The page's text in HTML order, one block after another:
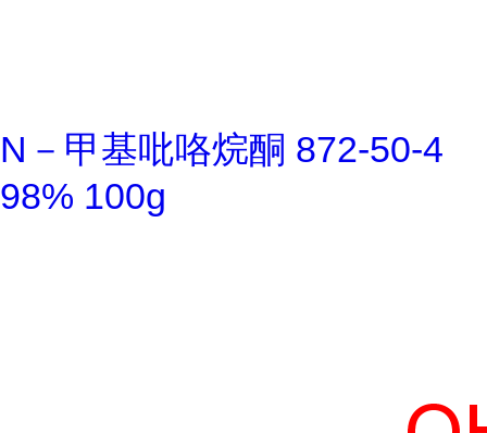
N－甲基吡咯烷酮 872-50-4
98% 100g